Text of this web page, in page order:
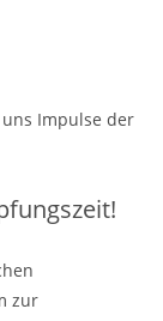
uns Impulse der
zur